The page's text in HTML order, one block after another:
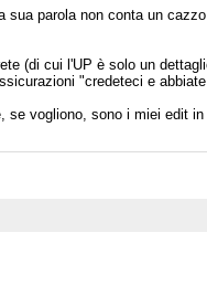
parola non conta un
(di cui l'UP è solo un
"credeteci e
se vogliono, sono i miei edit